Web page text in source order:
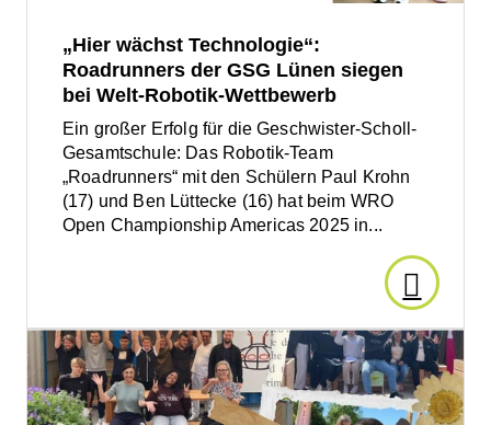
„Hier wächst Technologie“:
Roadrunners der GSG Lünen siegen
bei Welt-Robotik-Wettbewerb
Ein großer Erfolg für die Geschwister-Scholl-
Gesamtschule: Das Robotik-Team
„Roadrunners“ mit den Schülern Paul Krohn
(17) und Ben Lüttecke (16) hat beim WRO
Open Championship Americas 2025 in...
Den
Artikel
lesen:
Welt-
Robotik-
Wettbewerb
Den
Artikel
lesen:
Abschluss